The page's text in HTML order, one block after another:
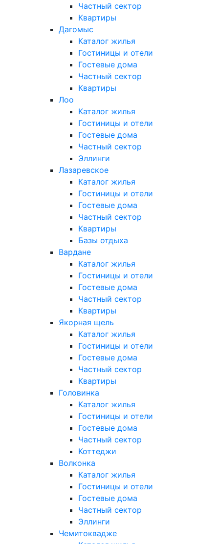
Частный сектор
Квартиры
Дагомыс
Каталог жилья
Гостиницы и отели
Гостевые дома
Частный сектор
Квартиры
Лоо
Каталог жилья
Гостиницы и отели
Гостевые дома
Частный сектор
Эллинги
Лазаревское
Каталог жилья
Гостиницы и отели
Гостевые дома
Частный сектор
Квартиры
Базы отдыха
Вардане
Каталог жилья
Гостиницы и отели
Гостевые дома
Частный сектор
Квартиры
Якорная щель
Каталог жилья
Гостиницы и отели
Гостевые дома
Частный сектор
Квартиры
Головинка
Каталог жилья
Гостиницы и отели
Гостевые дома
Частный сектор
Коттеджи
Волконка
Каталог жилья
Гостиницы и отели
Гостевые дома
Частный сектор
Эллинги
Чемитоквадже